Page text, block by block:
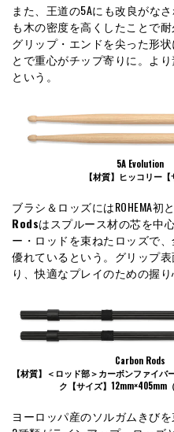
また、王道の5Aにも改良がなさ
も木の密度を高くしたことで
グリップ・エンドを尖った形
とで重心がチップ寄りに。よ
という。
5A Evolution
【材質】ヒッコリー
ブラシ＆ロッズにはROHEMA初
Rodsはスプルース材の芯を中
ー・ロッドを束ねたロッズで
優れているという。グリップ
り、快適なプレイのための握り
Carbon Rods
【材質】＜ロッド部＞カーボンファイ
ク【サイズ】12mm×405mm
ヨーロッパ産のソルガムきび